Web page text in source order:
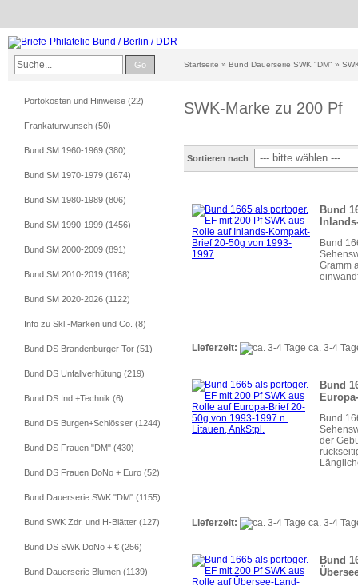
Go Startseite » Bund Dauerserie SWK "DM" »
SWK-Marke zu 200 Pf
Sortieren nach
Bund
Bund
Gramm
Lieferzeit: ca. 3-4
Bund
Bund
der
Lieferzeit: ca. 3-4
Bund
Portokosten und Hinweise (22)
Frankaturwunsch (50)
Bund SM 1960-1969 (380)
Bund SM 1970-1979 (1674)
Bund SM 1980-1989 (806)
Bund SM 1990-1999 (1456)
Bund SM 2000-2009 (891)
Bund SM 2010-2019 (1168)
Bund SM 2020-2026 (1122)
Info zu Skl.-Marken und Co. (8)
Bund DS Brandenburger Tor (51)
Bund DS Unfallverhütung (219)
Bund DS Ind.+Technik (6)
Bund DS Burgen+Schlösser (1244)
Bund DS Frauen "DM" (430)
Bund DS Frauen DoNo + Euro (52)
Bund Dauerserie SWK "DM" (1155)
Bund SWK Zdr. und H-Blätter (127)
Bund DS SWK DoNo + € (256)
Bund Dauerserie Blumen (1139)